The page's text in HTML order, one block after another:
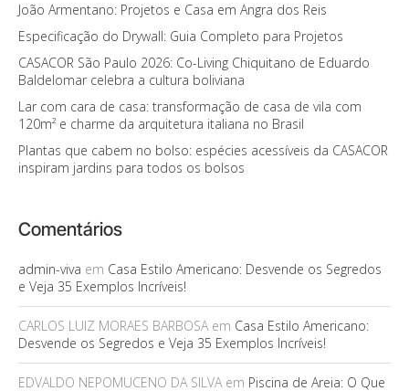
João Armentano: Projetos e Casa em Angra dos Reis
Especificação do Drywall: Guia Completo para Projetos
CASACOR São Paulo 2026: Co-Living Chiquitano de Eduardo
Baldelomar celebra a cultura boliviana
Lar com cara de casa: transformação de casa de vila com
120m² e charme da arquitetura italiana no Brasil
Plantas que cabem no bolso: espécies acessíveis da CASACOR
inspiram jardins para todos os bolsos
Comentários
admin-viva em Casa Estilo Americano: Desvende os Segredos
e Veja 35 Exemplos Incríveis!
CARLOS LUIZ MORAES BARBOSAem Casa Estilo Americano:
Desvende os Segredos e Veja 35 Exemplos Incríveis!
EDVALDO NEPOMUCENO DA SILVAem Piscina de Areia: O Que